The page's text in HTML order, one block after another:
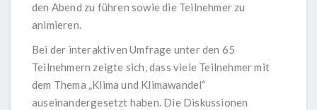
den Abend zu führen sowie die Teilnehmer zu
animieren.
Bei der interaktiven Umfrage unter den 65
Teilnehmern zeigte sich, dass viele Teilnehmer mit
dem Thema „Klima und Klimawandel“
auseinandergesetzt haben. Die Diskussionen